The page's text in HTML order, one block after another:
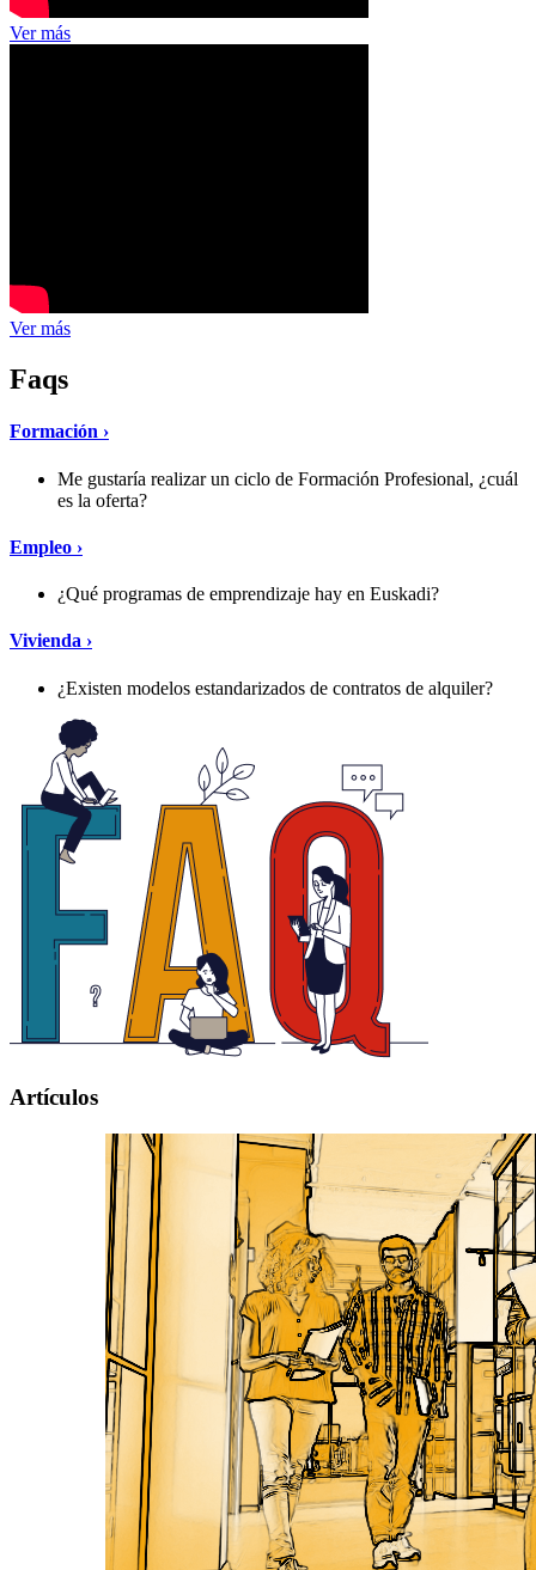
Ver más
Ver más
Faqs
Formación ›
Me gustaría realizar un ciclo de Formación Profesional, ¿cuál
es la oferta?
Empleo ›
¿Qué programas de emprendizaje hay en Euskadi?
Vivienda ›
¿Existen modelos estandarizados de contratos de alquiler?
Artículos